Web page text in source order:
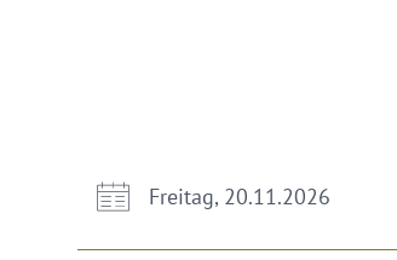
Freitag, 20.11.2026